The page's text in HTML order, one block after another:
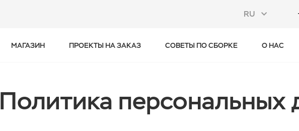
RU
МАГАЗИН ПРОЕКТЫ НА ЗАКАЗ СОВЕТЫ ПО СБОРКЕ О НАС
Политика персональных